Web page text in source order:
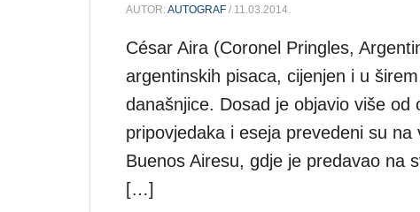
AUTOR:AUTOGRAF / 11.03.2014.
César Aira (Coronel Pringles,
argentinskih pisaca, cijenjen i u
današnjice. Dosad je objavio više
pripovjedaka i eseja prevedeni su
Buenos Airesu, gdje je predavao na
[…]